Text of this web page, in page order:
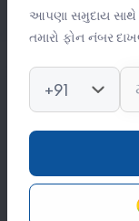
સંપર્ક
કિતાબ લાઈબ્રેરી
ફોટો ગેલેરી
સંપર્ક
0278 251 0056
આપણા સમુદાય સાથે
તમારો ફોન નંબર
+91